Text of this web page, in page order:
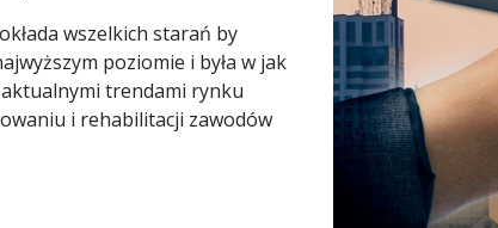
wszelkich starań by
poziomie i była w jak
trendami rynku
i rehabilitacji zawodów